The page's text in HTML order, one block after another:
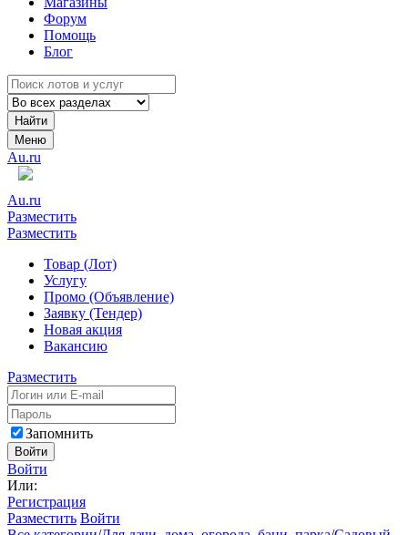
Форум
Помощь
Блог
Найти
Меню
Au.ru
Au.ru
Разместить
Разместить
Товар (Лот)
Услугу
Промо (Объявление)
Заявку (Тендер)
Новая акция
Вакансию
Разместить
Запомнить
Войти
Войти
Или:
Регистрация
Разместить Войти